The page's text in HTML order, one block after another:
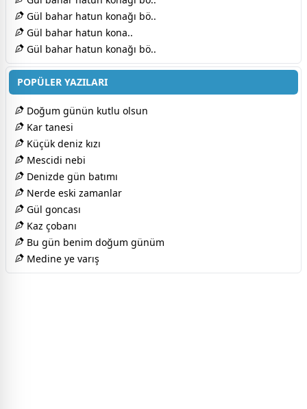
Gül bahar hatun konağı bö..
Gül bahar hatun kona..
Gül bahar hatun konağı bö..
POPÜLER YAZILARI
Doğum günün kutlu olsun
Kar tanesi
Küçük deniz kızı
Mescidi nebi
Denizde gün batımı
Nerde eski zamanlar
Gül goncası
Kaz çobanı
Bu gün benim doğum günüm
Medine ye varış